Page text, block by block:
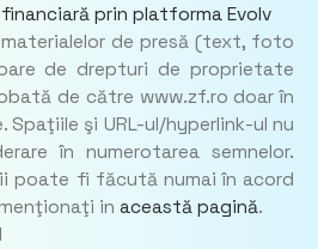
prin platforma Evolv
de presă (text, foto
de drepturi de proprietate
de către www.zf.ro doar în
Spaţiile şi URL-ul/hyperlink-ul nu
în numerotarea semnelor.
poate fi făcută numai în acord
in această pagină.